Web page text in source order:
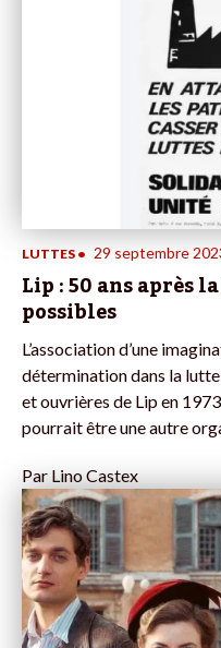
LUTTES • 29 septembre
Lip : 50 ans après
possibles
L’association d’une
détermination dans la
et ouvrières de Lip en
pourrait être une autre
Par Lino Castex